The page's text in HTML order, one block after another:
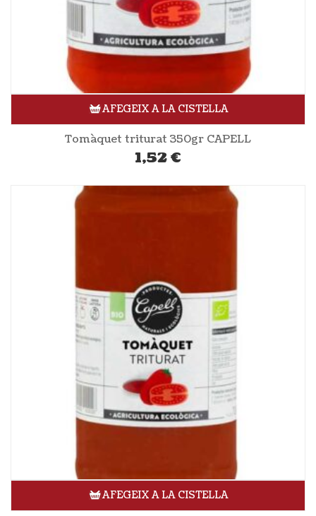
AFEGEIX A LA CISTELLA
Tomàquet triturat 350gr CAPELL
1,52€
AFEGEIX A LA CISTELLA